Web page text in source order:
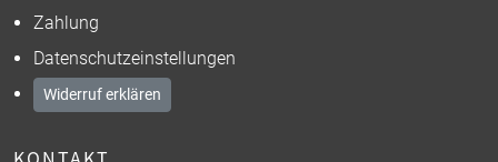
Zahlung
Datenschutzeinstellungen
Widerruf erklären